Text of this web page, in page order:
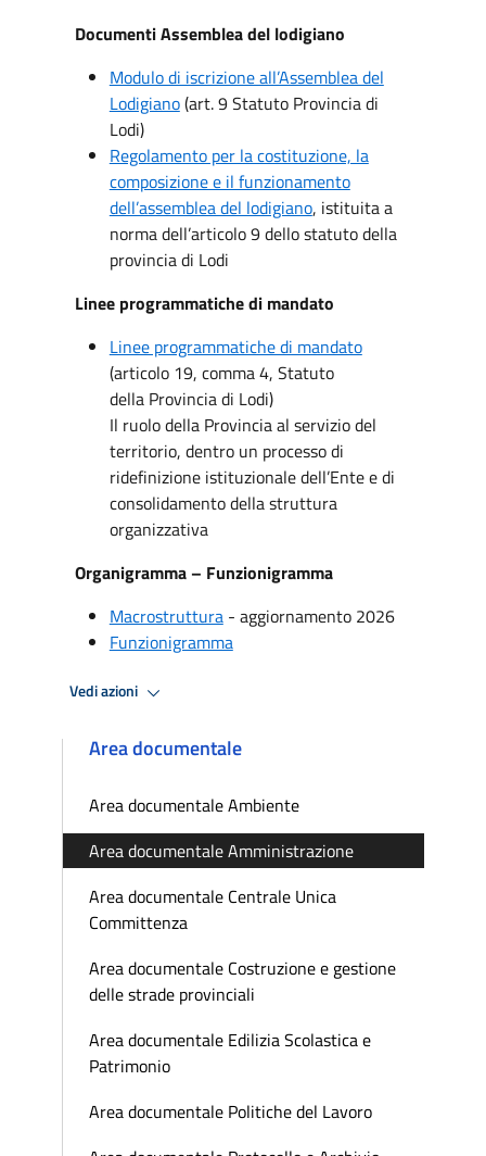
Documenti Assemblea del lodigiano
Modulo di iscrizione all’Assemblea del
Lodigiano(art. 9 Statuto Provincia di
Lodi)
Regolamento per la costituzione, la
composizione e il funzionamento
dell’assemblea del lodigiano, istituita a
norma dell’articolo 9 dello statuto della
provincia di Lodi
Linee programmatiche di mandato
Linee programmatiche di mandato
(articolo 19, comma 4, Statuto
della Provincia di Lodi)
Il ruolo della Provincia al servizio del
territorio, dentro un processo di
ridefinizione istituzionale dell’Ente e di
consolidamento della struttura
organizzativa
Organigramma – Funzionigramma
Macrostruttura- aggiornamento 2026
Funzionigramma
Vedi azioni
Area documentale
Area documentale Ambiente
Area documentale Amministrazione
Area documentale Centrale Unica
Committenza
Area documentale Costruzione e gestione
delle strade provinciali
Area documentale Edilizia Scolastica e
Patrimonio
Area documentale Politiche del Lavoro